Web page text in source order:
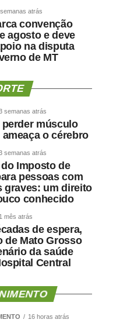
atrás
convenção
agosto e deve
na disputa
de MT
semanas atrás
músculo
o cérebro
semanas atrás
Imposto de
pessoas com
graves: um direito
conhecido
1 mês atrás
de espera,
de Mato Grosso
da saúde
Central
16 horas atrás